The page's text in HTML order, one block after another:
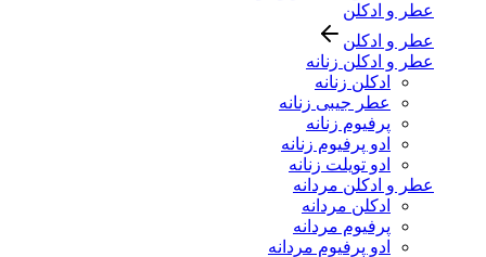
عطر و ادکلن
عطر و ادکلن
عطر و ادکلن زنانه
ادکلن زنانه
عطر جیبی زنانه
پرفیوم زنانه
ادو پرفیوم زنانه
ادو تویلت زنانه
عطر و ادکلن مردانه
ادکلن مردانه
پرفیوم مردانه
ادو پرفیوم مردانه